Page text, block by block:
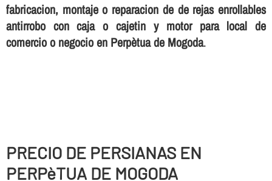
fabricacion, montaje o reparacion de de rejas enrollables
antirrobo con caja o cajetin y motor para local de
comercio o negocio en Perpètua de Mogoda.
PRECIO DE PERSIANAS EN
PERPèTUA DE MOGODA